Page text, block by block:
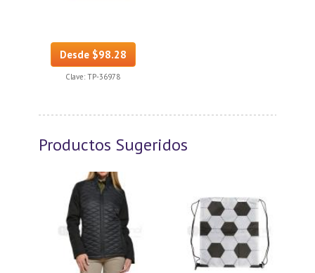
Desde $98.28
Clave: TP-36978
Productos Sugeridos